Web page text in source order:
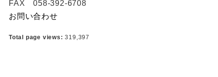
FAX 058-392-6708
お問い合わせ
Total page views:319,397